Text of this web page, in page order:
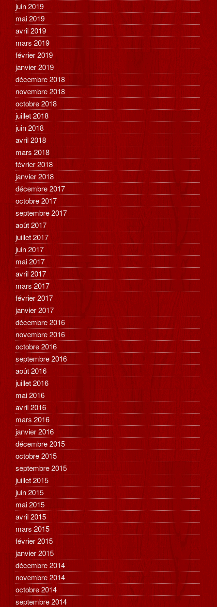
juin 2019
mai 2019
avril 2019
mars 2019
février 2019
janvier 2019
décembre 2018
novembre 2018
octobre 2018
juillet 2018
juin 2018
avril 2018
mars 2018
février 2018
janvier 2018
décembre 2017
octobre 2017
septembre 2017
août 2017
juillet 2017
juin 2017
mai 2017
avril 2017
mars 2017
février 2017
janvier 2017
décembre 2016
novembre 2016
octobre 2016
septembre 2016
août 2016
juillet 2016
mai 2016
avril 2016
mars 2016
janvier 2016
décembre 2015
octobre 2015
septembre 2015
juillet 2015
juin 2015
mai 2015
avril 2015
mars 2015
février 2015
janvier 2015
décembre 2014
novembre 2014
octobre 2014
septembre 2014